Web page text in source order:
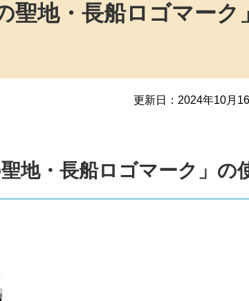
聖地・長船ロゴマーク
更新日：2024年10月
聖地・長船ロゴマーク」の